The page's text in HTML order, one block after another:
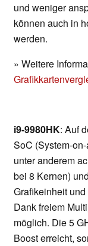
und weniger
können auch in
werden.
» Weitere
i9-9980HK: Auf
SoC (System-
unter anderem
bei 8 Kernen)
Grafikeinheit
Dank freiem
möglich. Die 5
Boost erreicht,